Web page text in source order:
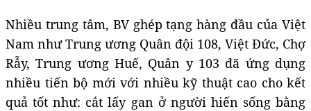
Nhiều trung tâm, BV ghép tạng hàng đầu của Việt
Nam như Trung ương Quân đội 108, Việt Đức, Chợ
Rẫy, Trung ương Huế, Quân y 103 đã ứng dụng
nhiều tiến bộ mới với nhiều kỹ thuật cao cho kết
quả tốt như: cắt lấy gan ở người hiến sống bằng